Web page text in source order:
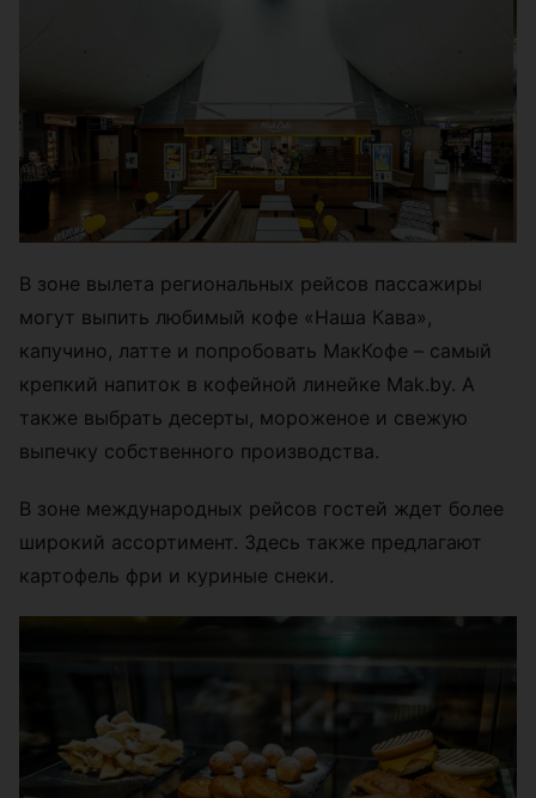
В зоне вылета региональных рейсов пассажиры
могут выпить любимый кофе «Наша Кава»,
капучино, латте и попробовать МакКофе – самый
крепкий напиток в кофейной линейке Mak.by. А
также выбрать десерты, мороженое и свежую
выпечку собственного производства.
В зоне международных рейсов гостей ждет более
широкий ассортимент. Здесь также предлагают
картофель фри и куриные снеки.